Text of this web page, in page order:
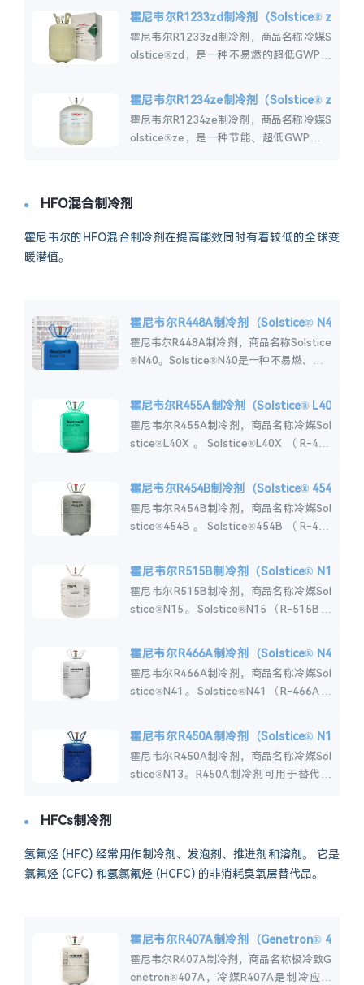
霍尼韦尔R1233zd制冷剂（Solstice® z
d）
霍尼韦尔R1233zd制冷剂，商品名称冷媒S
olstice®zd，是一种不易燃的超低GWP替
霍尼韦尔R1234ze制冷剂（Solstice® z
e）
霍尼韦尔R1234ze制冷剂，商品名称冷媒S
olstice®ze，是一种节能、超低GWP制冷
HFO混合制冷剂
霍尼韦尔的HFO混合制冷剂在提高能效同时有着较低的全球变
暖潜值。
霍尼韦尔R448A制冷剂（Solstice® N4
0）
霍尼韦尔R448A制冷剂，商品名称Solstice
®N40。Solstice®N40是一种不易燃、低G
霍尼韦尔R455A制冷剂（Solstice® L40
X）
霍尼韦尔R455A制冷剂，商品名称冷媒Sol
stice®L40X。Solstice®L40X（R-455
霍尼韦尔R454B制冷剂（Solstice® 454
B）
霍尼韦尔R454B制冷剂，商品名称冷媒Sol
stice®454B。Solstice®454B（R-454
霍尼韦尔R515B制冷剂（Solstice® N1
5）
霍尼韦尔R515B制冷剂，商品名称冷媒Sol
stice®N15。‎Solstice®N15（R-515B）
商业制冷和高...
霍尼韦尔R466A制冷剂（Solstice® N4
1）
霍尼韦尔R466A制冷剂，商品名称冷媒Sol
stice®N41。Solstice®N41（R-466A）
组合，G...
霍尼韦尔R450A制冷剂（Solstice® N1
3）
霍尼韦尔R450A制冷剂，商品名称冷媒Sol
stice®N13。R450A制冷剂可用于替代超
HFCs制冷剂
氢氟烃 (HFC) 经常用作制冷剂、发泡剂、推进剂和溶剂。 它是
氯氟烃 (CFC) 和氢氯氟烃 (HCFC) 的非消耗臭氧层替代品。
霍尼韦尔R407A制冷剂（Genetron® 4
07A）
霍尼韦尔R407A制冷剂，商品名称极冷致G
enetron®407A，冷媒R407A是制冷应用